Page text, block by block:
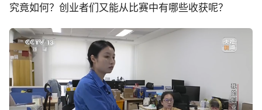
究竟如何？创业者们又能从比赛中有哪些收获呢？